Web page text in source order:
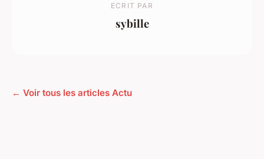
ECRIT PAR
sybille
← Voir tous les articles Actu